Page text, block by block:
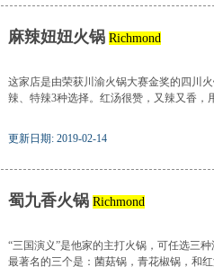
麻辣妞妞火锅 Richmond
这家店是由荣获川渝火锅大赛金奖的四川
辣、特辣3种选择。红汤很赞，又辣又香，
更新日期: 2019-02-14
蜀九香火锅 Richmond
“三国演义”是他家的主打火锅，可任选三
最著名的三个是：菌菇锅，青花椒锅，和